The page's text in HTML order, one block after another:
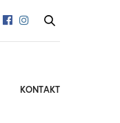
KONTAKT